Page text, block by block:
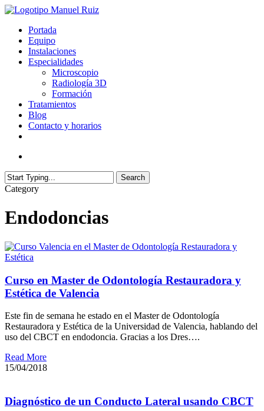
Skip
main
content
search
Menu
Portada
Equipo
Instalaciones
Especialidades
Microscopio
Radiología 3D
Formación
Tratamientos
Blog
Contacto y horarios
Search
Close
Category
Endodoncias
Curso en Master de Odontología Restauradora y
Estética de Valencia
Este fin de semana he estado en el Master de Odontología
Restauradora y Estética de la Universidad de Valencia, hablando del
uso del CBCT en endodoncia. Gracias a los Dres….
Read More
15/04/2018
Diagnóstico de un Conducto Lateral usando CBCT